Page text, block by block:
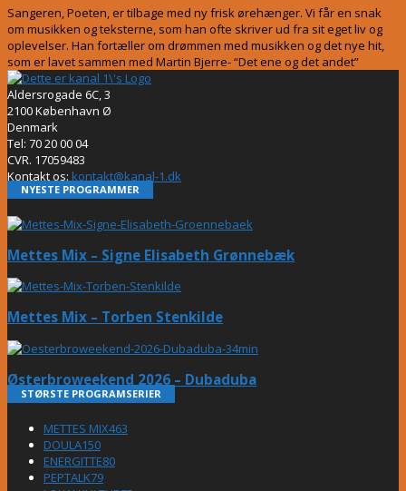
Sangeren, Poeten, er tilbage med ny frisk ørehænger. Vi får en snak
om musikken og teksterne, som han ofte skriver ud fra sit eget liv og
oplevelser. Han fortæller om drømmen med musikken og det nye hit,
som er lavet sammen med Martin Bjerre- “Det ene og det andet”
Aldersrogade 6C, 3
2100 København Ø
Denmark
Tel: 70 20 00 04
CVR. 17059483
Kontakt os: kontakt@kanal-1.dk
NYESTE PROGRAMMER
Mettes Mix – Signe Elisabeth Grønnebæk
Mettes Mix – Torben Stenkilde
Østerbroweekend 2026 – Dubaduba
STØRSTE PROGRAMSERIER
METTES MIX463
DOULA150
ENERGITTE80
PEPTALK79